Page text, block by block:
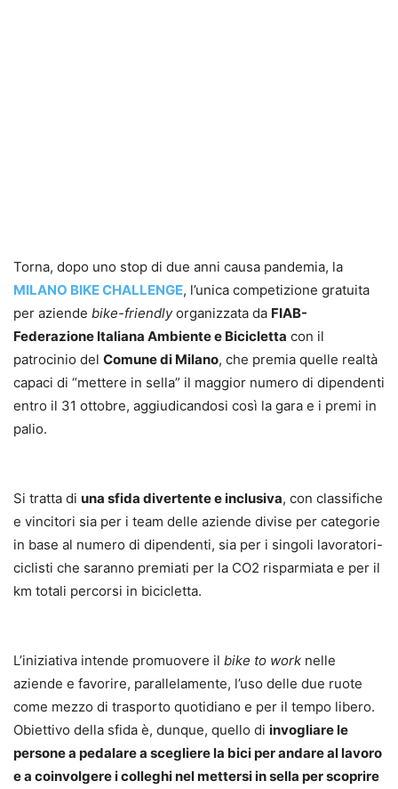
Torna, dopo uno stop di due anni causa pandemia, la
MILANO BIKE CHALLENGE, l’unica competizione gratuita
per aziende bike-friendlyorganizzata da FIAB-
Federazione Italiana Ambiente e Bicicletta con il
patrocinio del Comune di Milano, che premia quelle realtà
capaci di “mettere in sella” il maggior numero di dipendenti
entro il 31 ottobre, aggiudicandosi così la gara e i premi in
palio.
Si tratta di una sfida divertente e inclusiva, con classifiche
e vincitori sia per i team delle aziende divise per categorie
in base al numero di dipendenti, sia per i singoli lavoratori-
ciclisti che saranno premiati per la CO2 risparmiata e per il
km totali percorsi in bicicletta.
L’iniziativa intende promuovere il bike to work nelle
aziende e favorire, parallelamente, l’uso delle due ruote
come mezzo di trasporto quotidiano e per il tempo libero.
Obiettivo della sfida è, dunque, quello di invogliare le
persone a pedalare a scegliere la bici per andare al lavoro
e a coinvolgere i colleghi nel mettersi in sella per scoprire